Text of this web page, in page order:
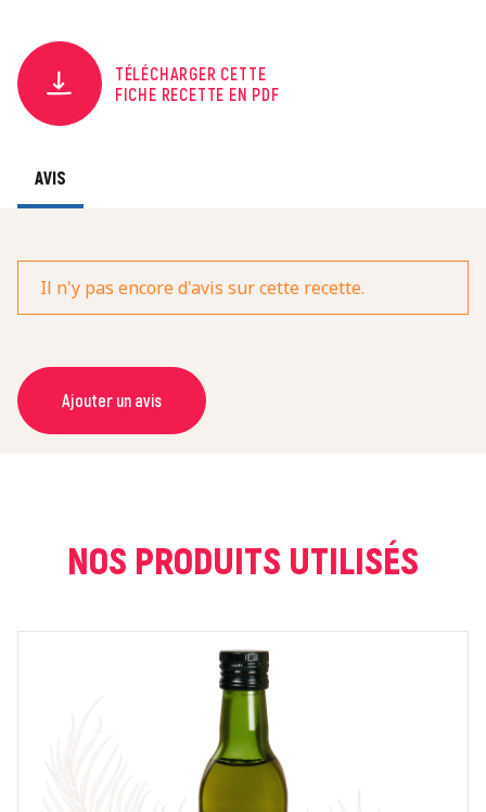
TÉLÉCHARGER CETTE
FICHE RECETTE EN PDF
AVIS
Il n'y pas encore d'avis sur cette recette.
Ajouter un avis
NOM *
COMMENTAIRE *
NOS PRODUITS UTILISÉS